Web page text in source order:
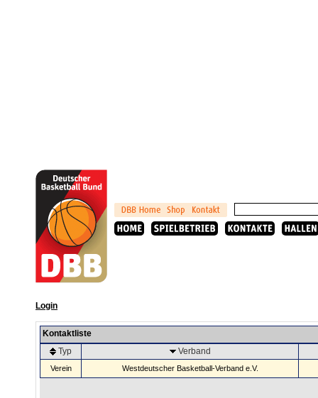
Login
Kontaktliste
Typ
Verband
Verein Westdeutscher Basketball-Verband e.V.